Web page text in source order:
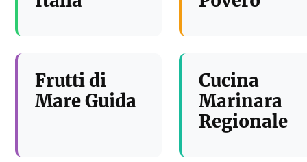
Frutti di
Mare Guida
Cucina
Marinara
Regionale